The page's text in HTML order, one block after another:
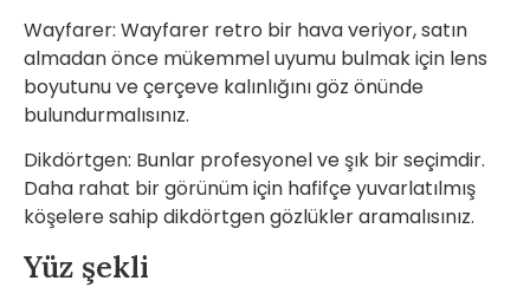
Wayfarer: Wayfarer retro bir hava veriyor, satın
almadan önce mükemmel uyumu bulmak için lens
boyutunu ve çerçeve kalınlığını göz önünde
bulundurmalısınız.
Dikdörtgen: Bunlar profesyonel ve şık bir seçimdir.
Daha rahat bir görünüm için hafifçe yuvarlatılmış
köşelere sahip dikdörtgen gözlükler aramalısınız.
Yüz şekli